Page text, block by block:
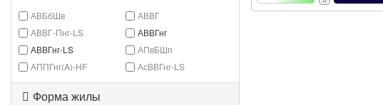
АВБбШв
АВВГ
АВВГ-Пнг-LS
АВВГнг
АВВГнг-LS
АПвБШп
АППГнг(A)-HF
АсВВГнг-LS
Форма жилы